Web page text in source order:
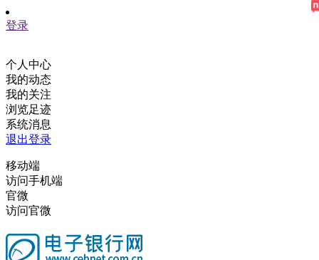
登录
个人中心
我的动态
我的关注
浏览足迹
系统消息
退出登录
移动端
访问手机端
官微
访问官微